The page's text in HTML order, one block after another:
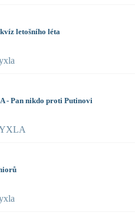
letošního léta
- Pan nikdo proti Putinovi